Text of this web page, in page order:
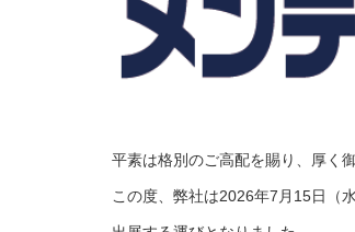
平素は格別のご高配を賜り、厚く
この度、弊社は2026年7月15日（